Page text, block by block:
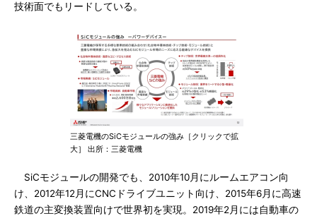
技術面でもリードしている。
三菱電機のSiCモジュールの強み［クリックで拡
大］ 出所：三菱電機
SiCモジュールの開発でも、2010年10月にルームエアコン向
け、2012年12月にCNCドライブユニット向け、2015年6月に高速
鉄道の主変換装置向けで世界初を実現。2019年2月には自動車の